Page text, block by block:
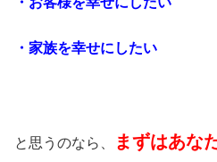
・家族を幸せにしたい
と思うのなら、 まずはあな